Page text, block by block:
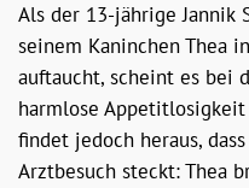
Als der 13-jährige
seinem Kaninchen Thea
auftaucht, scheint es bei
harmlose Appetitlosigkeit
findet jedoch heraus,
Arztbesuch steckt: Thea